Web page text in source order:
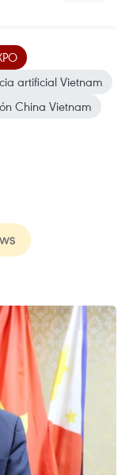
artificial Vietnam
China Vietnam